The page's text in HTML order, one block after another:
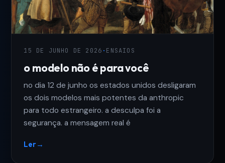
15 DE JUNHO DE 2026 · ENSAIOS
o modelo não é para você
no dia 12 de junho os estados unidos desligaram
os dois modelos mais potentes da anthropic
para todo estrangeiro. a desculpa foi a
segurança. a mensagem real é
Ler→